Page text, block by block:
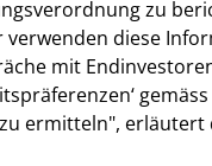
zu
verwenden diese
mit
ermitteln", erläutert